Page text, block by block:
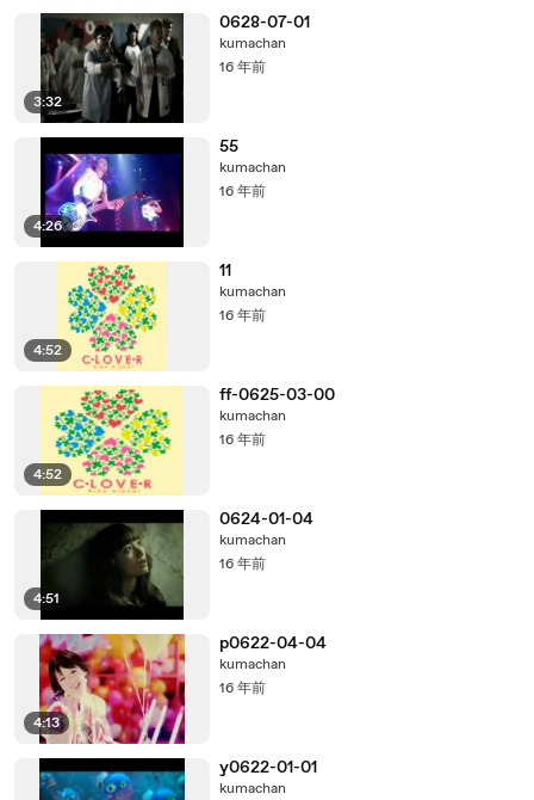
3:32
0628-07-01
kumachan
16 年前
4:26
55
kumachan
16 年前
4:52
11
kumachan
16 年前
4:52
ff-0625-03-00
kumachan
16 年前
4:51
0624-01-04
kumachan
16 年前
4:13
p0622-04-04
kumachan
16 年前
y0622-01-01
kumachan